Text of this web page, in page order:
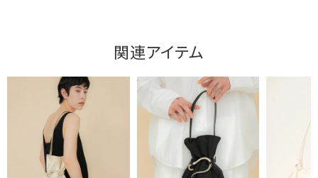
関連アイテム